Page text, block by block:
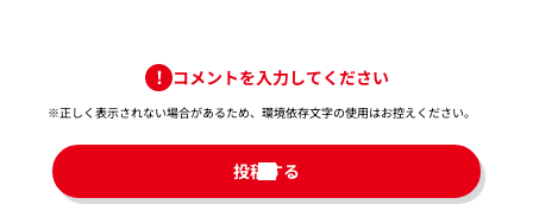
コメントを入力してください
※正しく表示されない場合があるため、環境依存文字の使用はお控えください。​
投稿する